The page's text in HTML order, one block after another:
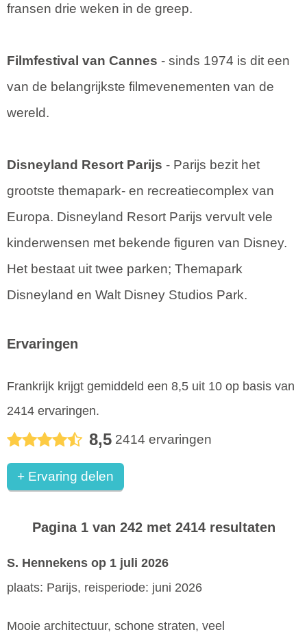
fransen drie weken in de greep.
Filmfestival van Cannes - sinds 1974 is dit een
van de belangrijkste filmevenementen van de
wereld.
Disneyland Resort Parijs - Parijs bezit het
grootste themapark- en recreatiecomplex van
Europa. Disneyland Resort Parijs vervult vele
kinderwensen met bekende figuren van Disney.
Het bestaat uit twee parken; Themapark
Disneyland en Walt Disney Studios Park.
Ervaringen
Frankrijk krijgt gemiddeld een 8,5 uit 10 op basis van
2414 ervaringen.
8,5 2414 ervaringen
+ Ervaring delen
Pagina 1 van 242 met 2414 resultaten
S. Hennekens op 1 juli 2026
plaats: Parijs, reisperiode: juni 2026
Mooie architectuur, schone straten, veel